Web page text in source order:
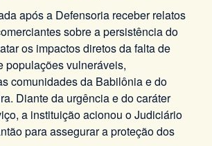
após a Defensoria receber relatos
sobre a persistência do
os impactos diretos da falta de
populações vulneráveis,
comunidades da Babilônia e do
Diante da urgência e do caráter
a instituição acionou o Judiciário
para assegurar a proteção dos